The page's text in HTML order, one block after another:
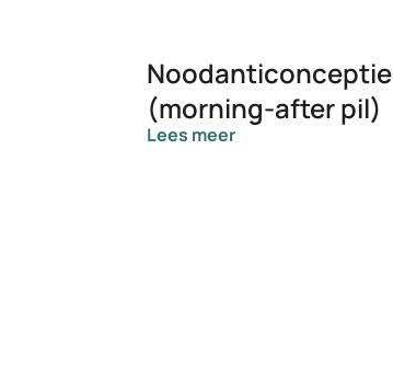
Noodanticonceptie
(morning-after pil)
Lees meer